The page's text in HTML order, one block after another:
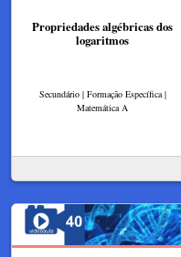
Propriedades algébricas dos
logaritmos
Secundário | Formação Específica |
Matemática A